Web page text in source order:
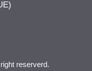
reserverd.